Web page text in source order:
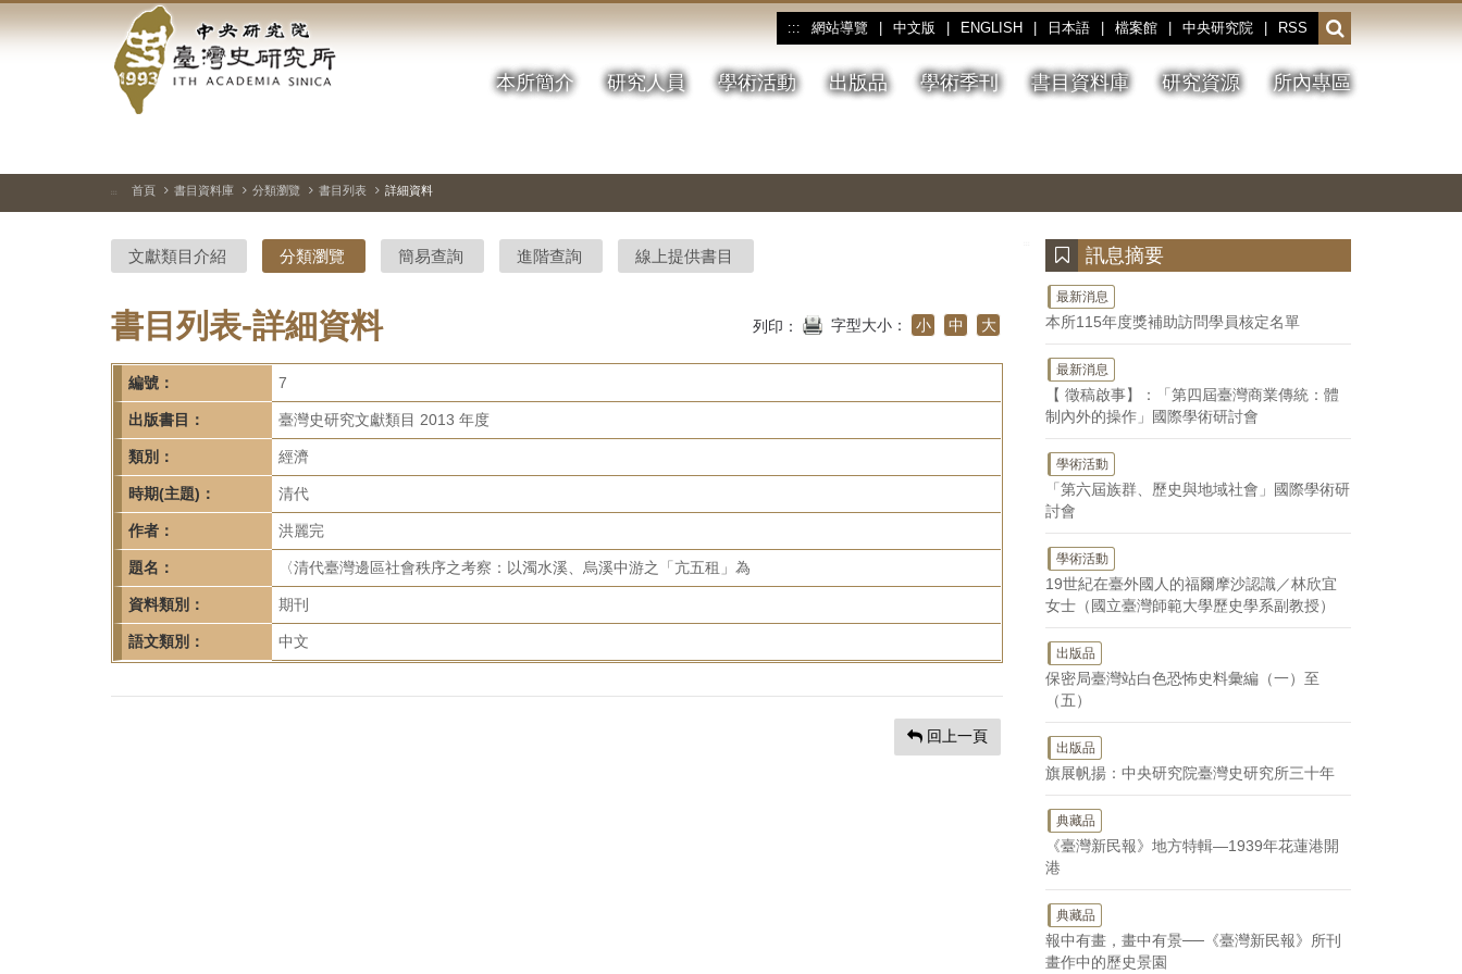
到
中
央
研
院-
臺
灣
史
研
究
所-
首
頁
::: 網站導覽 中文版 ENGLISH 日本語 檔案館 中央研究院 RSS
開
啟
或
收
本所簡介 研究人員 學術活動 出版品 學術季刊 書目資料庫 研究資源 所內專區
停、
圖
圖
結
::: 首頁 書目資料庫 分類瀏覽 書目列表 詳細資料
文獻類目介紹 分類瀏覽 簡易查詢 進階查詢 線上提供書目
書目列表-詳細資料 列印： 字型大小： 小 中 大
編號： 7
出版書目： 臺灣史研究文獻類目 2013 年度
類別： 經濟
時期(主題)： 清代
作者： 洪麗完
題名： 〈清代臺灣邊區社會秩序之考察：以濁水溪、烏溪中游之「亢五租」為
資料類別： 期刊
語文類別： 中文
回上一頁
訊息摘要
最新消息
本所115年度獎補助訪問學員核定名單
最新消息
【 徵稿啟事】：「第四屆臺灣商業傳統：體
制內外的操作」國際學術研討會
學術活動
「第六屆族群、歷史與地域社會」國際學術研
討會
學術活動
19世紀在臺外國人的福爾摩沙認識／林欣宜
女士（國立臺灣師範大學歷史學系副教授）
出版品
保密局臺灣站白色恐怖史料彙編（一）至
（五）
出版品
旗展帆揚：中央研究院臺灣史研究所三十年
典藏品
《臺灣新民報》地方特輯—1939年花蓮港開
港
典藏品
報中有畫，畫中有景──《臺灣新民報》所刊
畫作中的歷史景園